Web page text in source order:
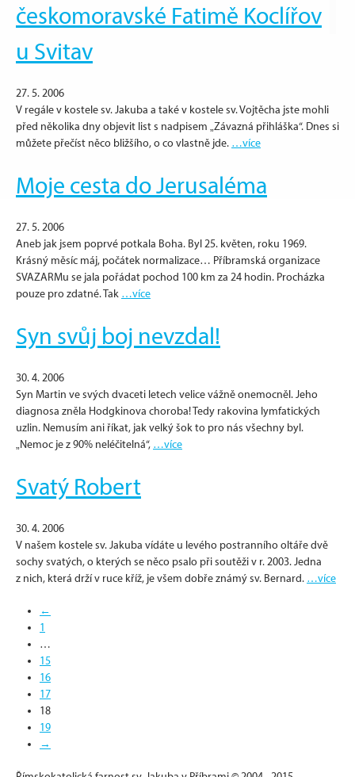
českomoravské Fatimě Koclířov
u Svitav
27. 5. 2006
V regále v kostele sv. Jakuba a také v kostele sv. Vojtěcha jste mohli
před několika dny objevit list s nadpisem „Závazná přihláška“. Dnes si
můžete přečíst něco bližšího, o co vlastně jde. …více
Moje cesta do Jerusaléma
27. 5. 2006
Aneb jak jsem poprvé potkala Boha. Byl 25. květen, roku 1969.
Krásný měsíc máj, počátek normalizace… Příbramská organizace
SVAZARMu se jala pořádat pochod 100 km za 24 hodin. Procházka
pouze pro zdatné. Tak …více
Syn svůj boj nevzdal!
30. 4. 2006
Syn Martin ve svých dvaceti letech velice vážně onemocněl. Jeho
diagnosa zněla Hodgkinova choroba! Tedy rakovina lymfatických
uzlin. Nemusím ani říkat, jak velký šok to pro nás všechny byl.
„Nemoc je z 90% neléčitelná“, …více
Svatý Robert
30. 4. 2006
V našem kostele sv. Jakuba vídáte u levého postranního oltáře dvě
sochy svatých, o kterých se něco psalo při soutěži v r. 2003. Jedna
z nich, která drží v ruce kříž, je všem dobře známý sv. Bernard. …více
←
1
…
15
16
17
18
19
→